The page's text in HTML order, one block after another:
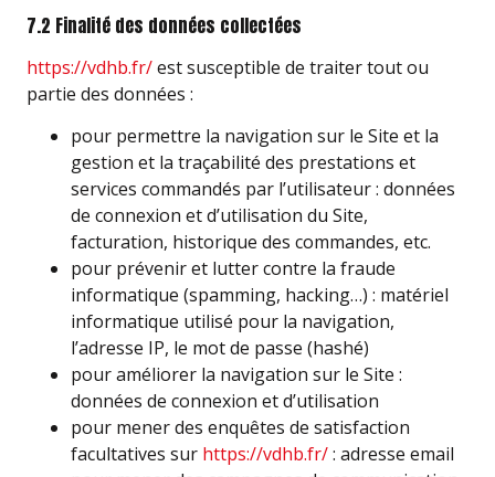
7.2 Finalité des données collectées
https://vdhb.fr/est susceptible de traiter tout ou
partie des données :
pour permettre la navigation sur le Site et la
gestion et la traçabilité des prestations et
services commandés par l’utilisateur : données
de connexion et d’utilisation du Site,
facturation, historique des commandes, etc.
pour prévenir et lutter contre la fraude
informatique (spamming, hacking…) : matériel
informatique utilisé pour la navigation,
l’adresse IP, le mot de passe (hashé)
pour améliorer la navigation sur le Site :
données de connexion et d’utilisation
pour mener des enquêtes de satisfaction
facultatives sur https://vdhb.fr/: adresse email